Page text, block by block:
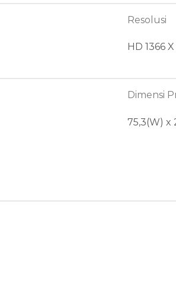
Resolusi
HD 1366
Dimensi
75,3(W) x